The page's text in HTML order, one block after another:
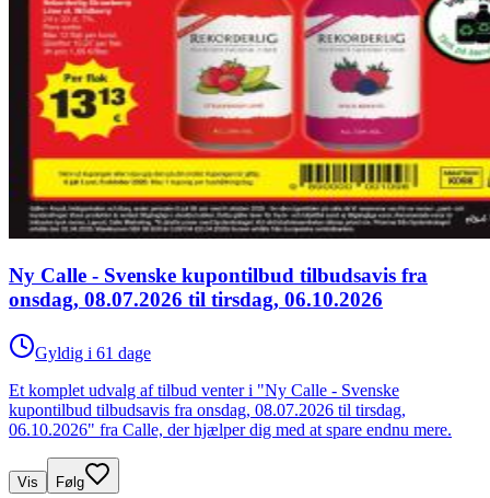
Ny Calle - Svenske kupontilbud tilbudsavis fra
onsdag, 08.07.2026 til tirsdag, 06.10.2026
Gyldig i 61 dage
Et komplet udvalg af tilbud venter i "Ny Calle - Svenske
kupontilbud tilbudsavis fra onsdag, 08.07.2026 til tirsdag,
06.10.2026" fra Calle, der hjælper dig med at spare endnu mere.
Vis Følg